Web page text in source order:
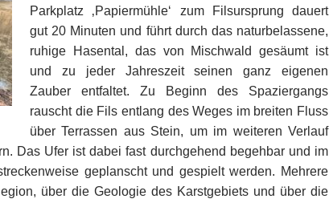
Parkplatz ‚Papiermühle‘ zum Filsursprung dauert
gut 20 Minuten und führt durch das naturbelassene,
ruhige Hasental, das von Mischwald gesäumt ist
und zu jeder Jahreszeit seinen ganz eigenen
Zauber entfaltet. Zu Beginn des Spaziergangs
rauscht die Fils entlang des Weges im breiten Fluss
über Terrassen aus Stein, um im weiteren Verlauf
Das Ufer ist dabei fast durchgehend begehbar und im
geplanscht und gespielt werden. Mehrere
über die Geologie des Karstgebiets und über die